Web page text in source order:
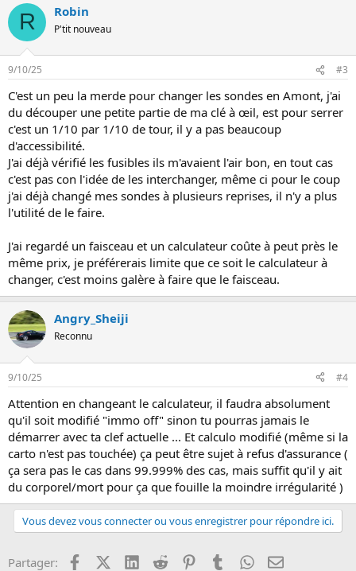
R Robin
P'tit nouveau
9/10/25 #3
C'est un peu la merde pour changer les sondes en Amont, j'ai
du découper une petite partie de ma clé à œil, est pour serrer
c'est un 1/10 par 1/10 de tour, il y a pas beaucoup
d'accessibilité.
J'ai déjà vérifié les fusibles ils m'avaient l'air bon, en tout cas
c'est pas con l'idée de les interchanger, même ci pour le coup
j'ai déjà changé mes sondes à plusieurs reprises, il n'y a plus
l'utilité de le faire.
J'ai regardé un faisceau et un calculateur coûte à peut près le
même prix, je préférerais limite que ce soit le calculateur à
changer, c'est moins galère à faire que le faisceau.
Angry_Sheiji
Reconnu
9/10/25 #4
Attention en changeant le calculateur, il faudra absolument
qu'il soit modifié "immo off" sinon tu pourras jamais le
démarrer avec ta clef actuelle ... Et calculo modifié (même si la
carto n'est pas touchée) ça peut être sujet à refus d'assurance (
ça sera pas le cas dans 99.999% des cas, mais suffit qu'il y ait
du corporel/mort pour ça que fouille la moindre irrégularité )
Vous devez vous connecter ou vous enregistrer pour répondre ici.
Partager: FacebookX (Twitter)
LinkedInReddit PinterestTumblrWhatsApp
Email